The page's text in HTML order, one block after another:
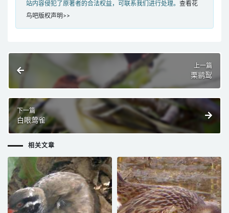
站内容侵犯了原著者的合法权益，可联系我们进行处理。 查看花
鸟吧版权声明>>
上一篇
栗鹟䴕
下一篇
白眼莺雀
相关文章